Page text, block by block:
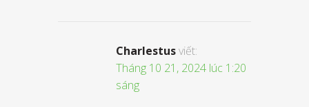
Charlestusviết:
Tháng 10 21, 2024 lúc 1:20
sáng